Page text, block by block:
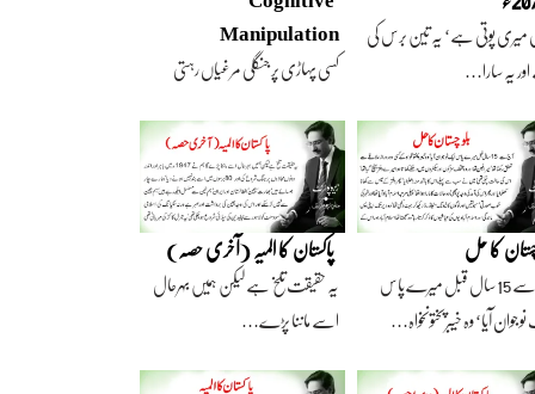
میری پوتی ہے‘ یہ تین برس کی
یہ سارا…
Manipulation
کسی پہاڑی پر جنگلی مرغیاں رہتی
کا حل
آج سے 15 سال قبل میرے پاس
آیا‘ وہ خیبرپختونخواہ…
پاکستان کا المیہ (آخری حصہ)
یہ حقیقت تلخ ہے لیکن ہمیں بہرحال
اسے ماننا پڑے…